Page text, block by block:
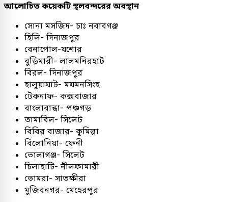
আলোচিত কয়েকটি স্থলবন্দরের অবস্থান
সোনা মসজিদ- চাঃ নবাবগঞ্জ
হিলি- দিনাজপুর
বেনাপোল-যশোর
বুড়িমারী- লালমনিরহাট
বিরল- দিনাজপুর
হালুয়াঘাট- ময়মনসিংহ
টেকনাফ- কক্সবাজার
বাংলাবান্ধা- পঞ্চগড়
তামাবিল- সিলেট
বিবির বাজার- কুমিল্লা
বিলোনিয়া- ফেনী
ভোলাগঞ্জ- সিলেট
চিলাহাটি- নীলফামারী
ভোমরা- সাতক্ষীরা
মুজিবনগর- মেহেরপুর